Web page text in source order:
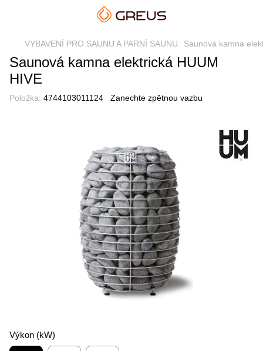
VYBAVENÍ PRO SAUNU A PARNÍ SAUNU Saunová kamna
Saunová kamna elektrická HUUM
HIVE
Položka: 4744103011124 Zanechte zpětnou vazbu
Výkon (kW)